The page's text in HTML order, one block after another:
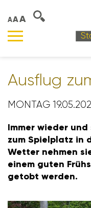
AAA
Ausflug
MONTAG
Immer wieder
zum Spiel­platz in
Wetter nehmen
einem guten
getobt werden.